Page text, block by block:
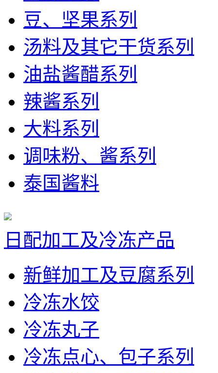
豆、坚果系列
汤料及其它干货系列
油盐酱醋系列
辣酱系列
大料系列
调味粉、酱系列
泰国酱料
日配加工及冷冻产品
新鲜加工及豆腐系列
冷冻水饺
冷冻丸子
冷冻点心、包子系列